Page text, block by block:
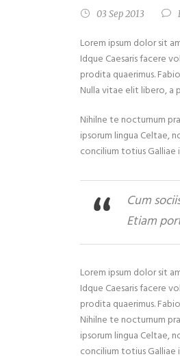
03 Sep 2013
Lorem ipsum dolor sit
Idque Caesaris facere
prodita quaerimus.
Nulla vitae elit libero, a
Nihilne te nocturnum
ipsorum lingua Celtae,
concilium totius Galliae
Cum
Etiam
Lorem ipsum dolor sit
Idque Caesaris facere
prodita quaerimus.
Nihilne te nocturnum
ipsorum lingua Celtae,
concilium totius Galliae